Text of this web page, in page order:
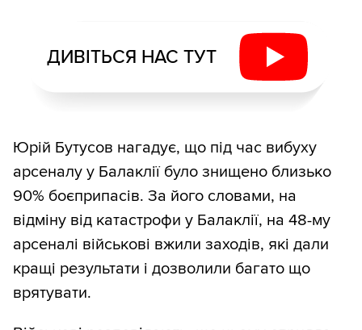
ДИВІТЬСЯ НАС ТУТ
Юрій Бутусов нагадує, що під час вибуху
арсеналу у Балаклії було знищено близько
90% боєприпасів. За його словами, на
відміну від катастрофи у Балаклії, на 48-му
арсеналі військові вжили заходів, які дали
кращі результати і дозволили багато що
врятувати.